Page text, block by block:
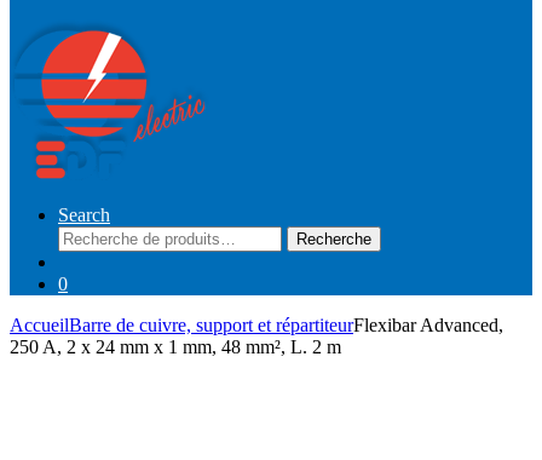
Search
Recherche
pour :
Recherche
0
AccueilBarre de cuivre, support et répartiteurFlexibar Advanced,
250 A, 2 x 24 mm x 1 mm, 48 mm², L. 2 m